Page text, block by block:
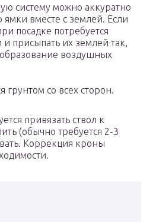
систему можно аккуратно
ямки вместе с землей. Если
посадке потребуется
и присыпать их землей так,
воздушных
грунтом со всех сторон.
привязать ствол к
(обычно требуется 2-3
Коррекция кроны